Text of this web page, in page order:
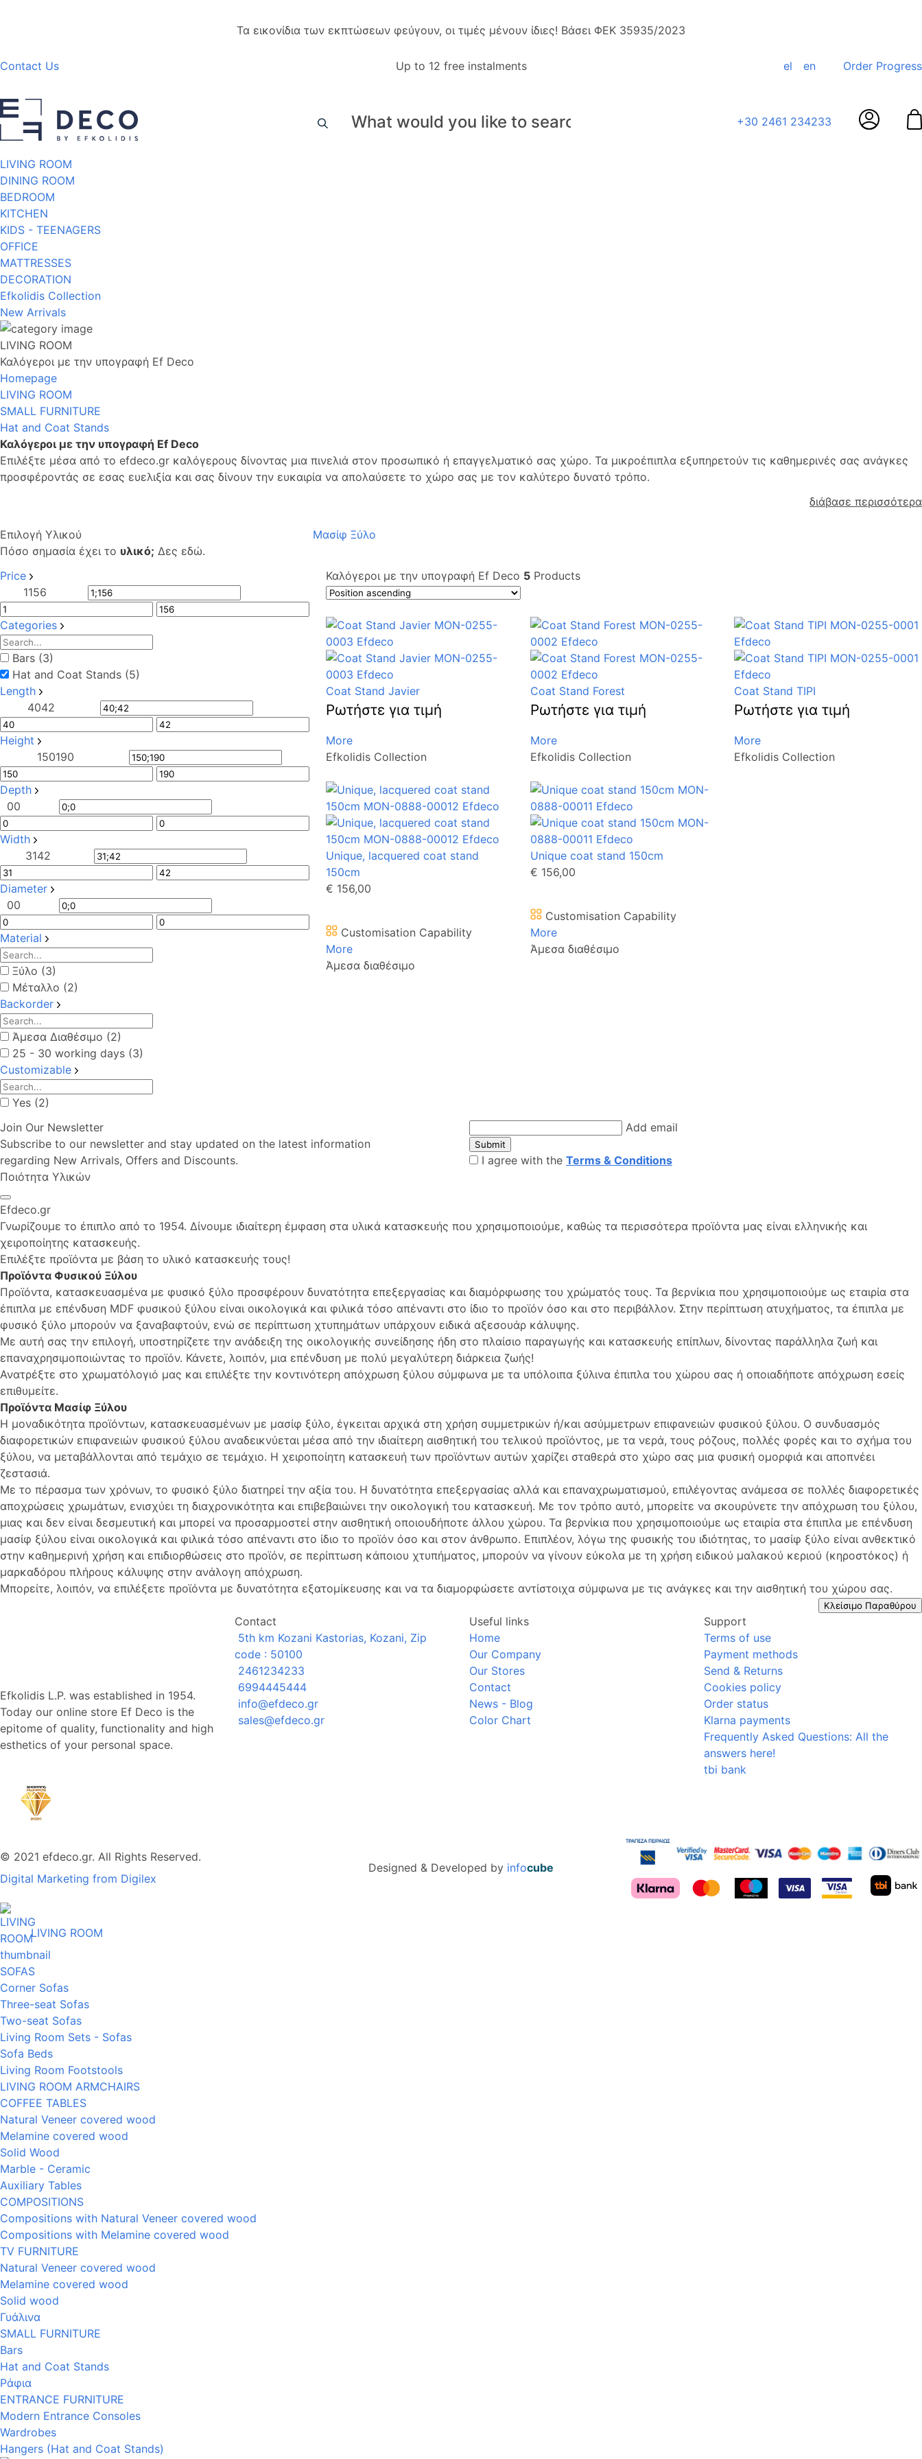
Τα εικονίδια των εκπτώσεων φεύγουν, οι τιμές μένουν ίδιες! Βάσει ΦΕΚ 35935/2023
Contact Us Up to 12 free instalments el en Order Progress
+30 2461 234233
LIVING ROOM
DINING ROOM
BEDROOM
KITCHEN
KIDS - TEENAGERS
OFFICE
MATTRESSES
DECORATION
Efkolidis Collection
New Arrivals
LIVING ROOM
Καλόγεροι με την υπογραφή Ef Deco
Homepage
LIVING ROOM
SMALL FURNITURE
Hat and Coat Stands
Καλόγεροι με την υπογραφή Ef Deco
Επιλέξτε μέσα από το efdeco.gr καλόγερους δίνοντας μια πινελιά στον προσωπικό ή επαγγελματικό σας χώρο. Τα μικροέπιπλα εξυπηρετούν τις καθημερινές σας ανάγκες
προσφέροντάς σε εσας ευελιξία και σας δίνουν την ευκαιρία να απολαύσετε το χώρο σας με τον καλύτερο δυνατό τρόπο.
διάβασε περισσότερα
Επιλογή Υλικού
Πόσο σημασία έχει το υλικό; Δες εδώ.
Μασίφ Ξύλο
Price
1156
Categories
Bars (3)
Hat and Coat Stands (5)
Length
4042
Height
150190
Depth
00
Width
3142
Diameter
00
Material
Ξύλο (3)
Μέταλλο (2)
Backorder
Άμεσα Διαθέσιμο (2)
25 - 30 working days (3)
Customizable
Yes (2)
Καλόγεροι με την υπογραφή Ef Deco 5 Products
Coat Stand Javier
Ρωτήστε για τιμή
More
Efkolidis Collection
Coat Stand Forest
Ρωτήστε για τιμή
More
Efkolidis Collection
Coat Stand TIPI
Ρωτήστε για τιμή
More
Efkolidis Collection
Unique, lacquered coat stand
150cm
€ 156,00
Customisation Capability
More
Άμεσα διαθέσιμο
Unique coat stand 150cm
€ 156,00
Customisation Capability
More
Άμεσα διαθέσιμο
Join Our Newsletter
Subscribe to our newsletter and stay updated on the latest information
regarding New Arrivals, Offers and Discounts.
Add email
Submit
I agree with the Terms & Conditions
Ποιότητα Υλικών
Efdeco.gr
Γνωρίζουμε το έπιπλο από το 1954. Δίνουμε ιδιαίτερη έμφαση στα υλικά κατασκευής που χρησιμοποιούμε, καθώς τα περισσότερα προϊόντα μας είναι ελληνικής και
χειροποίητης κατασκευής.
Επιλέξτε προϊόντα με βάση το υλικό κατασκευής τους!
Προϊόντα Φυσικού Ξύλου
Προϊόντα, κατασκευασμένα με φυσικό ξύλο προσφέρουν δυνατότητα επεξεργασίας και διαμόρφωσης του χρώματός τους. Τα βερνίκια που χρησιμοποιούμε ως εταιρία στα
έπιπλα με επένδυση MDF φυσικού ξύλου είναι οικολογικά και φιλικά τόσο απέναντι στο ίδιο το προϊόν όσο και στο περιβάλλον. Στην περίπτωση ατυχήματος, τα έπιπλα με
φυσικό ξύλο μπορούν να ξαναβαφτούν, ενώ σε περίπτωση χτυπημάτων υπάρχουν ειδικά αξεσουάρ κάλυψης.
Με αυτή σας την επιλογή, υποστηρίζετε την ανάδειξη της οικολογικής συνείδησης ήδη στο πλαίσιο παραγωγής και κατασκευής επίπλων, δίνοντας παράλληλα ζωή και
επαναχρησιμοποιώντας το προϊόν. Κάνετε, λοιπόν, μια επένδυση με πολύ μεγαλύτερη διάρκεια ζωής!
Ανατρέξτε στο χρωματόλογιό μας και επιλέξτε την κοντινότερη απόχρωση ξύλου σύμφωνα με τα υπόλοιπα ξύλινα έπιπλα του χώρου σας ή οποιαδήποτε απόχρωση εσείς
επιθυμείτε.
Προϊόντα Μασίφ Ξύλου
Η μοναδικότητα προϊόντων, κατασκευασμένων με μασίφ ξύλο, έγκειται αρχικά στη χρήση συμμετρικών ή/και ασύμμετρων επιφανειών φυσικού ξύλου. Ο συνδυασμός
διαφορετικών επιφανειών φυσικού ξύλου αναδεικνύεται μέσα από την ιδιαίτερη αισθητική του τελικού προϊόντος, με τα νερά, τους ρόζους, πολλές φορές και το σχήμα του
ξύλου, να μεταβάλλονται από τεμάχιο σε τεμάχιο. Η χειροποίητη κατασκευή των προϊόντων αυτών χαρίζει σταθερά στο χώρο σας μια φυσική ομορφιά και αποπνέει
ζεστασιά.
Με το πέρασμα των χρόνων, το φυσικό ξύλο διατηρεί την αξία του. Η δυνατότητα επεξεργασίας αλλά και επαναχρωματισμού, επιλέγοντας ανάμεσα σε πολλές διαφορετικές
αποχρώσεις χρωμάτων, ενισχύει τη διαχρονικότητα και επιβεβαιώνει την οικολογική του κατασκευή. Με τον τρόπο αυτό, μπορείτε να σκουρύνετε την απόχρωση του ξύλου,
μιας και δεν είναι δεσμευτική και μπορεί να προσαρμοστεί στην αισθητική οποιουδήποτε άλλου χώρου. Τα βερνίκια που χρησιμοποιούμε ως εταιρία στα έπιπλα με επένδυση
μασίφ ξύλου είναι οικολογικά και φιλικά τόσο απέναντι στο ίδιο το προϊόν όσο και στον άνθρωπο. Επιπλέον, λόγω της φυσικής του ιδιότητας, το μασίφ ξύλο είναι ανθεκτικό
στην καθημερινή χρήση και επιδιορθώσεις στο προϊόν, σε περίπτωση κάποιου χτυπήματος, μπορούν να γίνουν εύκολα με τη χρήση ειδικού μαλακού κεριού (κηροστόκος) ή
μαρκαδόρου πλήρους κάλυψης στην ανάλογη απόχρωση.
Μπορείτε, λοιπόν, να επιλέξετε προϊόντα με δυνατότητα εξατομίκευσης και να τα διαμορφώσετε αντίστοιχα σύμφωνα με τις ανάγκες και την αισθητική του χώρου σας.
Κλείσιμο Παραθύρου
Efkolidis L.P. was established in 1954.
Today our online store Ef Deco is the
epitome of quality, functionality and high
esthetics of your personal space.
Contact
5th km Kozani Kastorias, Kozani, Zip
code : 50100
2461234233
6994445444
info@efdeco.gr
sales@efdeco.gr
Useful links
Home
Our Company
Our Stores
Contact
News - Blog
Color Chart
Support
Terms of use
Payment methods
Send & Returns
Cookies policy
Order status
Klarna payments
Frequently Asked Questions: All the
answers here!
tbi bank
© 2021 efdeco.gr. All Rights Reserved.
Digital Marketing from Digilex
Designed & Developed by infocube
LIVING ROOM
SOFAS
Corner Sofas
Three-seat Sofas
Two-seat Sofas
Living Room Sets - Sofas
Sofa Beds
Living Room Footstools
LIVING ROOM ARMCHAIRS
COFFEE TABLES
Natural Veneer covered wood
Melamine covered wood
Solid Wood
Marble - Ceramic
Auxiliary Tables
COMPOSITIONS
Compositions with Natural Veneer covered wood
Compositions with Melamine covered wood
TV FURNITURE
Natural Veneer covered wood
Melamine covered wood
Solid wood
Γυάλινα
SMALL FURNITURE
Bars
Hat and Coat Stands
Ράφια
ENTRANCE FURNITURE
Modern Entrance Consoles
Wardrobes
Hangers (Hat and Coat Stands)